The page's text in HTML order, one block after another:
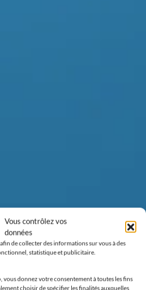
Vous contrôlez vos
données
de collecter des informations sur vous à des
statistique et publicitaire.
vous donnez votre consentement à toutes les fins
choisir de spécifier les finalités auxquelles